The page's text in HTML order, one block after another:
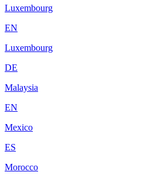
Luxembourg
EN
Luxembourg
DE
Malaysia
EN
Mexico
ES
Morocco